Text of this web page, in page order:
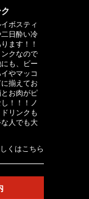
ボスティ
日酔い冷
ます！！
クなので
も、ビー
やマッコ
揃えてお
お肉がピ
！！！ノ
リンクも
人でも大
くはこちら